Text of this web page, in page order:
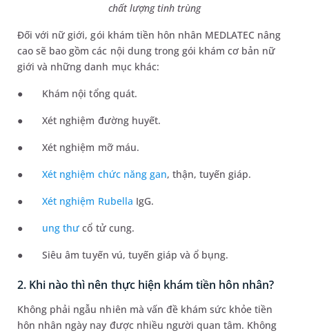
chất lượng tinh trùng
Đối với nữ giới, gói khám tiền hôn nhân MEDLATEC nâng
cao sẽ bao gồm các nội dung trong gói khám cơ bản nữ
giới và những danh mục khác:
● Khám nội tổng quát.
● Xét nghiệm đường huyết.
● Xét nghiệm mỡ máu.
● Xét nghiệm chức năng gan, thận, tuyến giáp.
● Xét nghiệm Rubella IgG.
● ung thư cổ tử cung.
● Siêu âm tuyến vú, tuyến giáp và ổ bụng.
2. Khi nào thì nên thực hiện khám tiền hôn nhân?
Không phải ngẫu nhiên mà vấn đề khám sức khỏe tiền
hôn nhân ngày nay được nhiều người quan tâm. Không